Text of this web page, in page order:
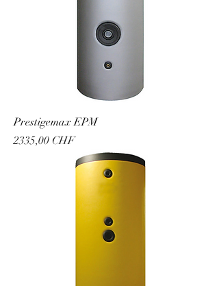
Prestigemax EPM
Prezzo
2335,00 CHF